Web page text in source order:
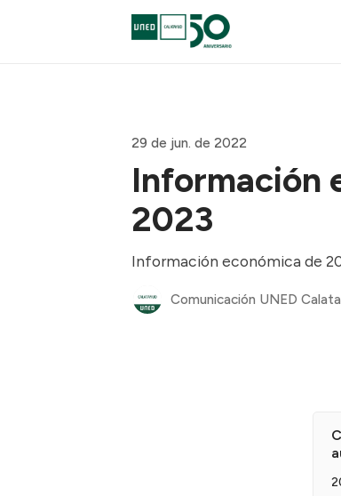
29 de jun. de 2022
Información
2023
Información económica de
Comunicación UNED